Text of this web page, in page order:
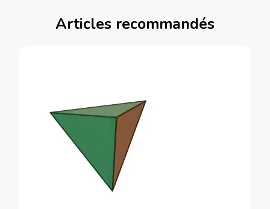
Articles recommandés